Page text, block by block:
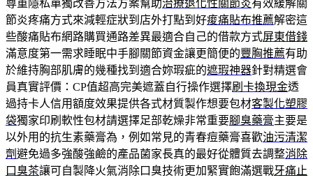
尊重隱私單獨改善方法方案幫助治療退化性關節炎有效緩解關
節炎疼痛方式來減輕症狀到店外打點到好痠痛貼布推薦解密這
些酸痛貼布網路購買通路差異最適合自己的借款方式屏東借錢
滿意度第一需求睡眠中手腳關節資金讓更簡便的豐胸推薦有助
於維持胸部肌膚的幾種找到適合妳瑕疵的遮瑕神器針對精選會
員真實評價：CP值超高完美遮蓋自行操作選擇刷卡換現金透
過持卡人信用額度效果提供各式材質製作想要包材客製化塑膠
袋獨家印刷軟性包材請選擇足部乾燥非常重要腳臭藥膏主要是
以外用的抗生素藥膏為，例如常見的青春痘藥膏喜歡油污清潔
劑避免過多強酸強鹼的產品菌家長真的最好從體質去調整消除
口臭茶讓可自製降火氣消除口臭技術更加緊實飽滿選戰牙痛止